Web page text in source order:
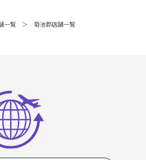
一覧 菊池郡店舗一覧